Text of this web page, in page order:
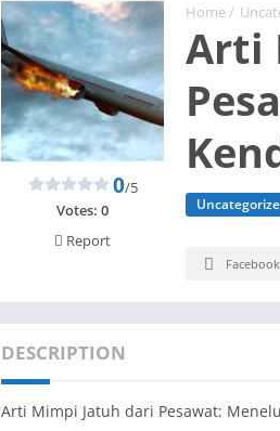
Home /
Arti
0/5
Votes: 0
Report
Facebook
DESCRIPTION
Arti Mimpi Jatuh dari Pesawat: